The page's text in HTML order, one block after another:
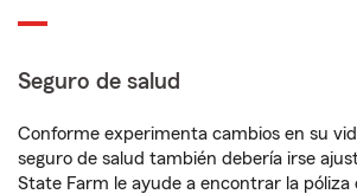
Seguro de salud
Conforme experimenta cambios en su
seguro de salud también debería irse
State Farm le ayude a encontrar la póliza